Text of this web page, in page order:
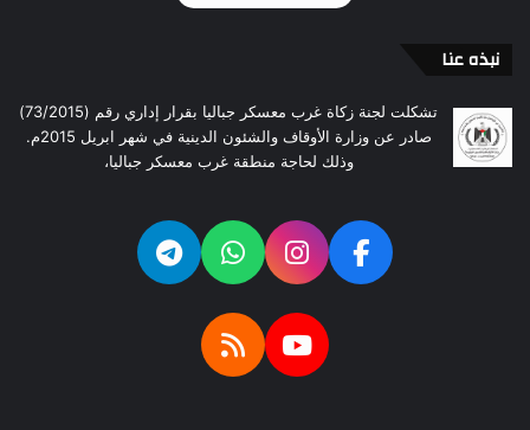
نبذه عنا
تشكلت لجنة زكاة غرب معسكر جباليا بقرار إداري رقم (73/2015)
صادر عن وزارة الأوقاف والشئون الدينية في شهر ابريل 2015م.
وذلك لحاجة منطقة غرب معسكر جباليا،